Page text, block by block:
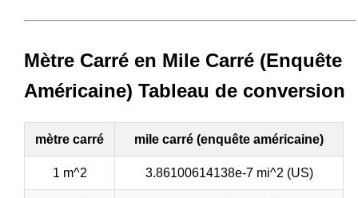
Mètre Carré en Mile Carré (Enquête
Américaine) Tableau de conversion
mètre carré mile carré (enquête américaine)
1 m^2 3.86100614138e-7 mi^2 (US)